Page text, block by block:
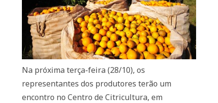
Na próxima terça-feira (28/10), os
representantes dos produtores terão um
encontro no Centro de Citricultura, em